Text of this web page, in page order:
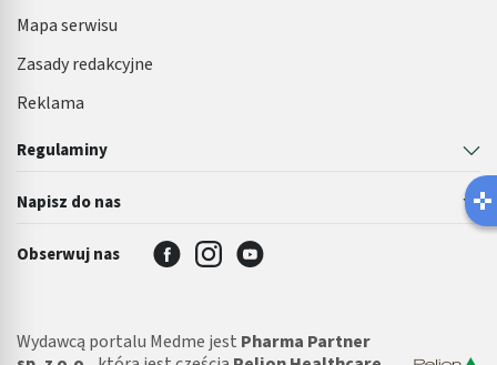
Regulaminy
Napisz do nas
Mapa serwisu
Zasady redakcyjne
Reklama
Obserwuj nas
Wydawcą portalu Medme jest Pharma Partner
Latem łatwiej o infekcję pęcherza 🌊